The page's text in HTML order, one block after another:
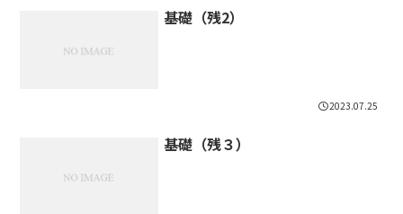
基礎（残2）
2023.07.25
基礎（残３）